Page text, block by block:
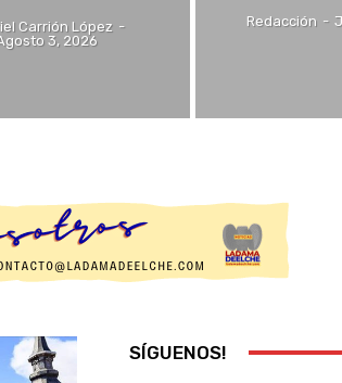
Carrión López -
3, 2026
Redacción -
SÍGUENOS!